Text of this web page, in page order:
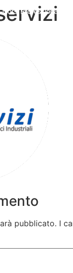
Corsi Professionali
pubblicato. I